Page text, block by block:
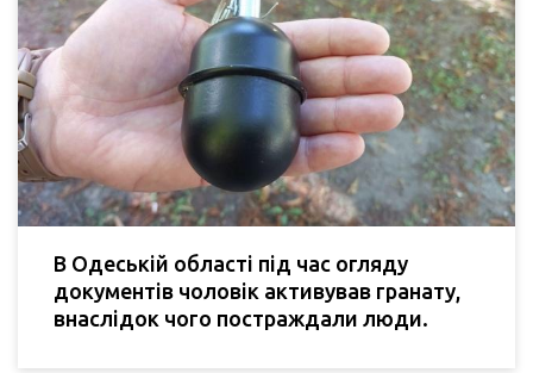
В Одеській області під час огляду
документів чоловік активував гранату,
внаслідок чого постраждали люди.